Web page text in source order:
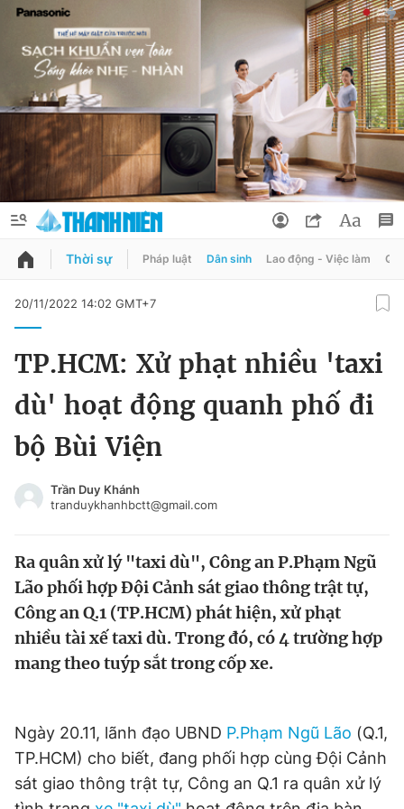
QUẢNG CÁO
Chuyên mục khác
Chào ngày mới
Video Magazine
Sản phẩm khác
Thông tin tòa soạn Liên hệ quảng cáo
Đổi mật khẩu
Tin đã lưu
Tin đã xem
Đăng xuất
Thời sự Pháp luật Dân sinh Lao động - Việc làm
20/11/2022 14:02 GMT+7
TP.HCM: Xử phạt nhiều 'taxi
dù' hoạt động quanh phố đi
bộ Bùi Viện
Trần Duy Khánh
tranduykhanhbctt@gmail.com
Ra quân xử lý "taxi dù", Công an P.Phạm Ngũ
Lão phối hợp Đội Cảnh sát giao thông trật tự,
Công an Q.1 (TP.HCM) phát hiện, xử phạt
nhiều tài xế taxi dù. Trong đó, có 4 trường hợp
mang theo tuýp sắt trong cốp xe.
Ngày 20.11, lãnh đạo UBND P.Phạm Ngũ Lão (Q.1,
TP.HCM) cho biết, đang phối hợp cùng Đội Cảnh
sát giao thông trật tự, Công an Q.1 ra quân xử lý